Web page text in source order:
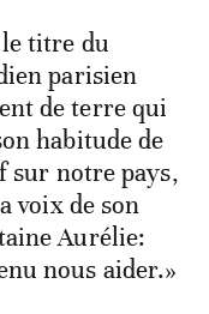
le titre du
parisien
de terre qui
habitude de
sur notre pays,
voix de son
Aurélie:
nous aider.»